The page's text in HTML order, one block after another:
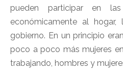
pueden participar en
económicamente al hogar,
gobierno. En un principio
poco a poco más mujeres
trabajando, hombres y